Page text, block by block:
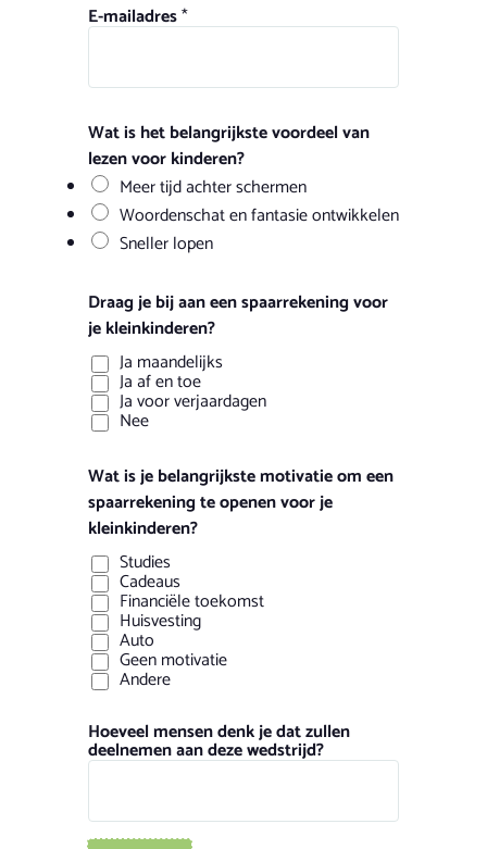
E-mailadres*
Wat is het belangrijkste voordeel van
lezen voor kinderen?
Meer tijd achter schermen
Woordenschat en fantasie ontwikkelen
Sneller lopen
Draag je bij aan een spaarrekening voor
je kleinkinderen?
Ja maandelijks
Ja af en toe
Ja voor verjaardagen
Nee
Wat is je belangrijkste motivatie om een
spaarrekening te openen voor je
kleinkinderen?
Studies
Cadeaus
Financiële toekomst
Huisvesting
Auto
Geen motivatie
Andere
Hoeveel mensen denk je dat zullen
deelnemen aan deze wedstrijd?